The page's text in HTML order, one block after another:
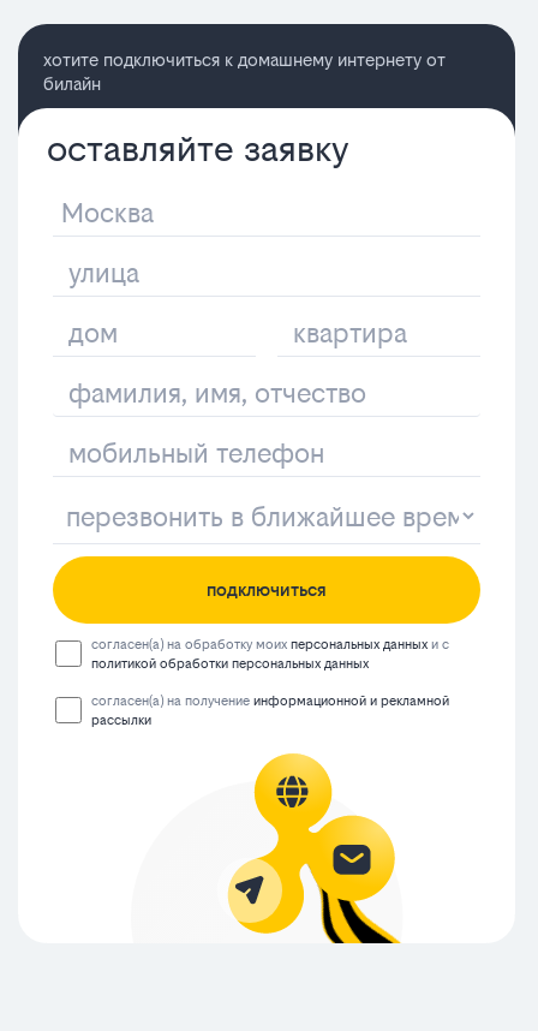
хотите подключиться к домашнему интернету от
билайн
оставляйте заявку
подключиться
согласен(а) на обработку моихперсональных данных и с
политикой обработки персональных данных
согласен(а) на получениеинформационной и рекламной
рассылки